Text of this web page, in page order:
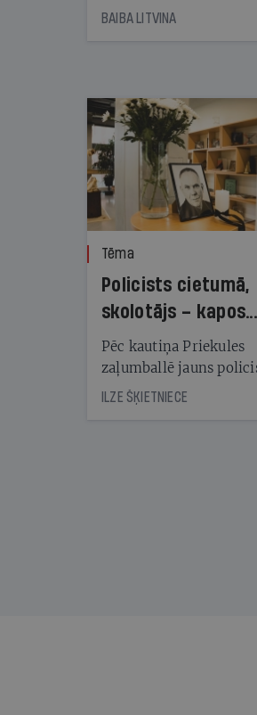
starta izreklamētos par
BAIBA LITVINA
Tēma
Policists cietumā,
skolotājs – kapos.
Reibuma cena
Pēc kautiņa Priekules
zaļumballē jauns
nonācis cietumā, bet
cienījams pedagogs —
ILZE ŠĶIETNIECE